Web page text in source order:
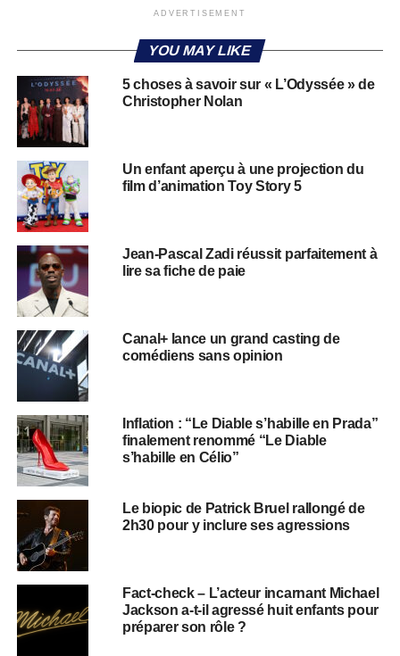
ADVERTISEMENT
YOU MAY LIKE
5 choses à savoir sur « L’Odyssée » de
Christopher Nolan
Un enfant aperçu à une projection du
film d’animation Toy Story 5
Jean-Pascal Zadi réussit parfaitement à
lire sa fiche de paie
Canal+ lance un grand casting de
comédiens sans opinion
Inflation : “Le Diable s’habille en Prada”
finalement renommé “Le Diable
s’habille en Célio”
Le biopic de Patrick Bruel rallongé de
2h30 pour y inclure ses agressions
Fact-check – L’acteur incarnant Michael
Jackson a-t-il agressé huit enfants pour
préparer son rôle ?